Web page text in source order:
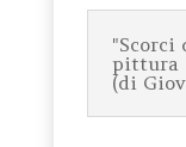
"Scorci
pittura
(di